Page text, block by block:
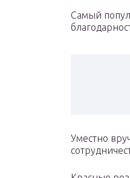
Самый
Уместно